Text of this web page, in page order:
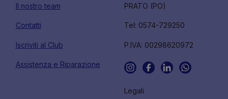
Il nostro team
Contatti
Iscriviti al Club
Assistenza e Riparazione
PRATO (PO)
Tel: 0574-729250
P.IVA: 00298620972
Legali